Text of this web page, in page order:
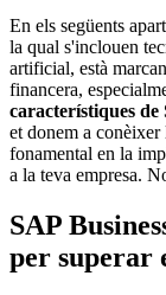
En els següents
la qual s'inclouen
artificial, està
financera,
característiques de
et donem a
fonamental en la
a la teva empresa.
SAP
per superar